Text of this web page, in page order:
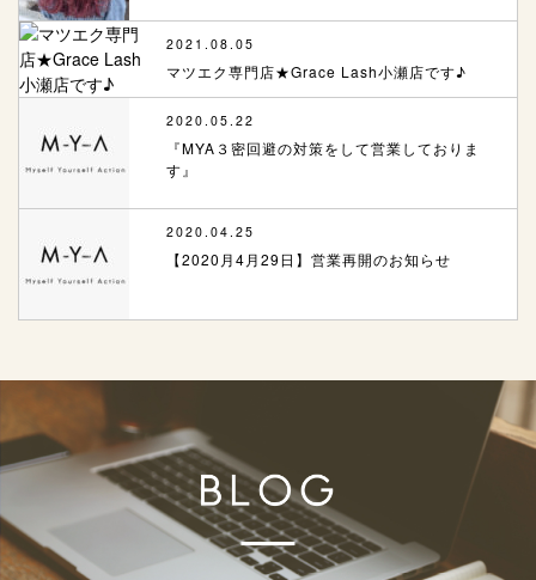
2021.08.05
マツエク専門店★Grace Lash小瀬店です♪
2020.05.22
『MYA３密回避の対策をして営業しておりま
す』
2020.04.25
【2020月4月29日】営業再開のお知らせ